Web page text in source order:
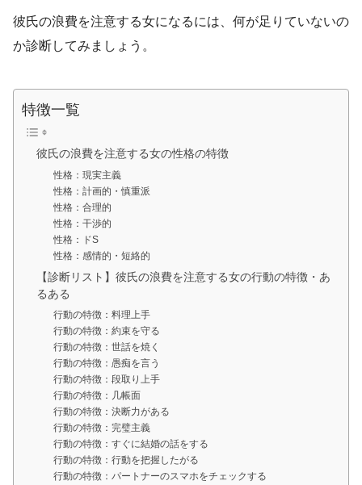
彼氏の浪費を注意する女になるには、何が足りていないの
か診断してみましょう。
特徴一覧
彼氏の浪費を注意する女の性格の特徴
性格：現実主義
性格：計画的・慎重派
性格：合理的
性格：干渉的
性格：ドS
性格：感情的・短絡的
【診断リスト】彼氏の浪費を注意する女の行動の特徴・あ
るある
行動の特徴：料理上手
行動の特徴：約束を守る
行動の特徴：世話を焼く
行動の特徴：愚痴を言う
行動の特徴：段取り上手
行動の特徴：几帳面
行動の特徴：決断力がある
行動の特徴：完璧主義
行動の特徴：すぐに結婚の話をする
行動の特徴：行動を把握したがる
行動の特徴：パートナーのスマホをチェックする